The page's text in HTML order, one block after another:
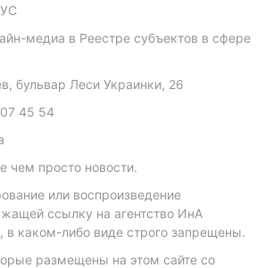
медиа в Реестре субъектов в сфере
бульвар Леси Украинки, 26
45 54
чем просто новости.
или воспроизведение
ссылку на агентство ИнА
в каком-либо виде строго запрещены.
размещены на этом сайте со